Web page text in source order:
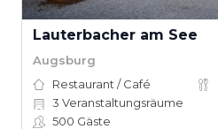
Lauterbacher am See
Augsburg
Restaurant / Café
3 Veranstaltungsräume
500 Gäste